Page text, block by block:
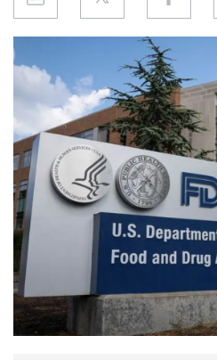
CHINA
DATOS
EXPOSICIÓN
ENTREVISTA